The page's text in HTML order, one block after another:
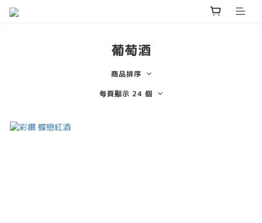
葡萄酒
商品排序
每頁顯示 24 個